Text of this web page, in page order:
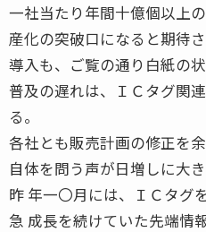
一社当たり年間十億個以上
産化の突破口になると期待
導入も、ご覧の通り白紙の状
普及の遅れは、ＩＣタグ関
る。
各社とも販売計画の修正を
自体を問う声が日増しに大き
昨 年一〇月には、ＩＣタグ
急 成長を続けていた先端情